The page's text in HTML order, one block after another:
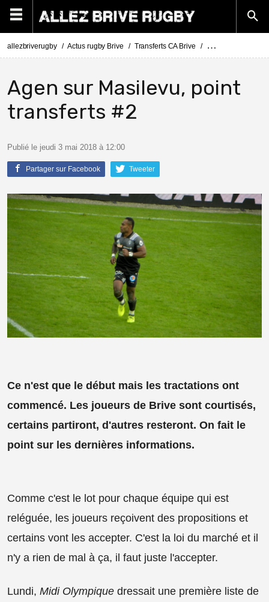
allezbriverugby Actus rugby Brive Transferts CA Brive Actus Transferts
Agen sur Masilevu, point
transferts #2
Publié le jeudi 3 mai 2018 à 12:00
Partager sur Facebook Tweeter
Ce n'est que le début mais les tractations ont
commencé. Les joueurs de Brive sont courtisés,
certains partiront, d'autres resteront. On fait le
point sur les dernières informations.
Comme c'est le lot pour chaque équipe qui est
reléguée, les joueurs reçoivent des propositions et
certains vont les accepter. C'est la loi du marché et il
n'y a rien de mal à ça, il faut juste l'accepter.
Lundi, Midi Olympique dressait une première liste de